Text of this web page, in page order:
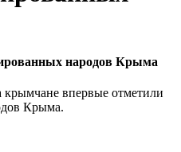
народов Крыма
крымчане впервые отметили
Крыма.